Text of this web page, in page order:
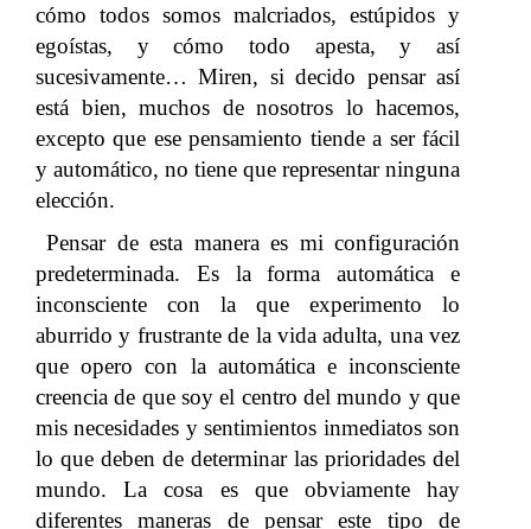
cómo todos somos malcriados, estúpidos y
egoístas, y cómo todo apesta, y así
sucesivamente… Miren, si decido pensar así
está bien, muchos de nosotros lo hacemos,
excepto que ese pensamiento tiende a ser fácil
y automático, no tiene que representar ninguna
elección.
Pensar de esta manera es mi configuración
predeterminada. Es la forma automática e
inconsciente con la que experimento lo
aburrido y frustrante de la vida adulta, una vez
que opero con la automática e inconsciente
creencia de que soy el centro del mundo y que
mis necesidades y sentimientos inmediatos son
lo que deben de determinar las prioridades del
mundo. La cosa es que obviamente hay
diferentes maneras de pensar este tipo de